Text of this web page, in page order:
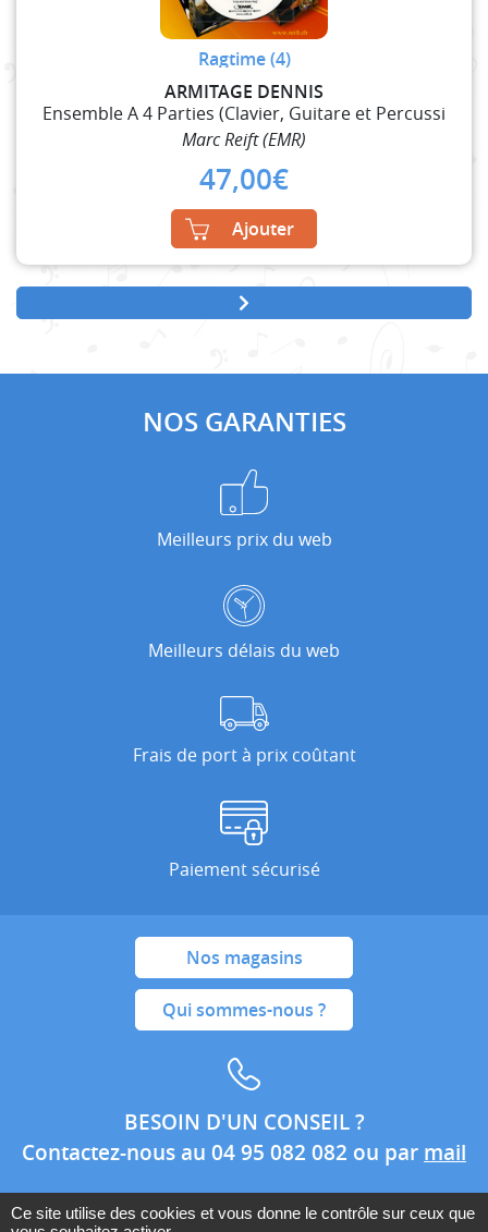
Ragtime (4)
ARMITAGE DENNIS
Ensemble A 4 Parties (Clavier, Guitare et Percussi
Marc Reift (EMR)
47,00€
Ajouter
NOS GARANTIES
Meilleurs prix du web
Meilleurs délais du web
Frais de port à prix coûtant
Paiement sécurisé
Nos magasins
Qui sommes-nous ?
BESOIN D'UN CONSEIL ?
Contactez-nous au 04 95 082 082 ou par mail
Ce site utilise des cookies et vous donne le contrôle sur ceux que